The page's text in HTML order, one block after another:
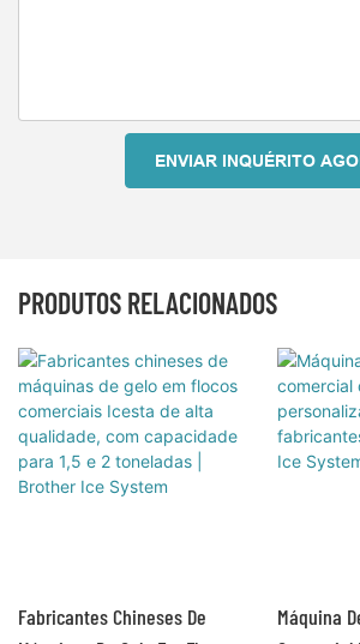
ENVIAR INQUÉRITO
PRODUTOS RELACIONADOS
Fabricantes Chineses De
Máquina